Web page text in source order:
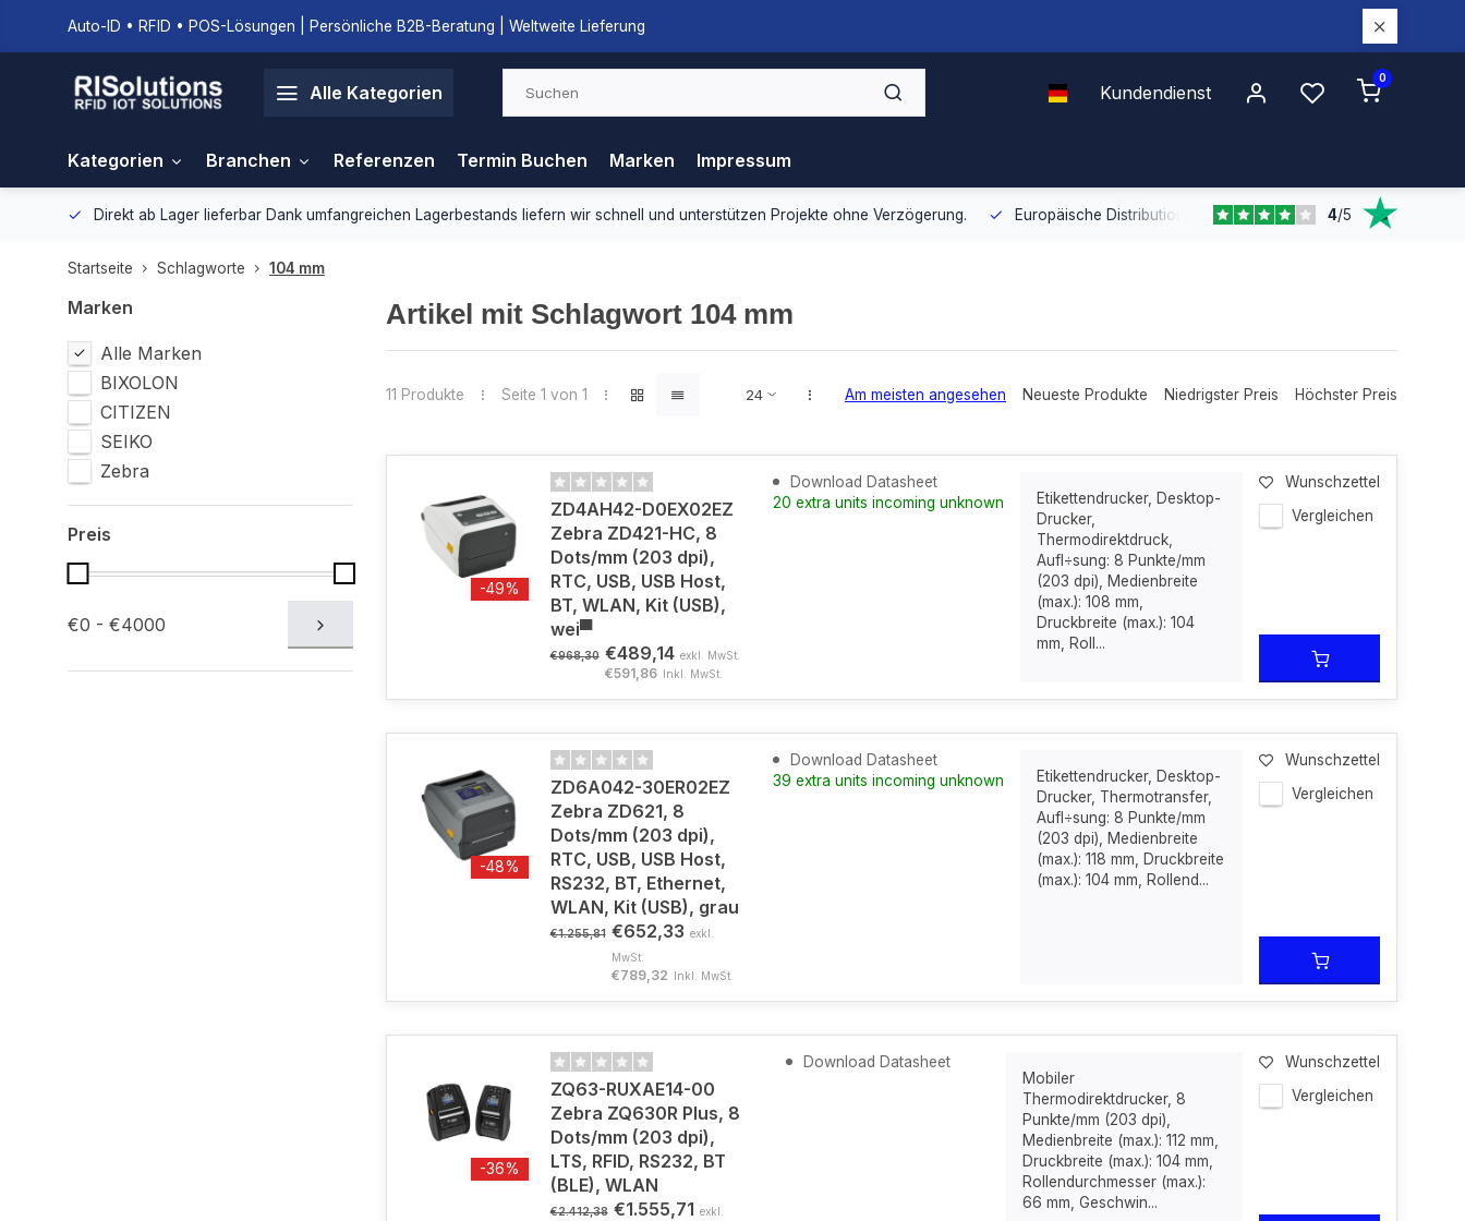
Auto-ID • RFID • POS-Lösungen | Persönliche B2B-Beratung | Weltweite Lieferung
Alle Kategorien Kundendienst
0
Kategorien Branchen Referenzen Termin Buchen Marken Impressum
Direkt ab Lager lieferbar Dank umfangreichen Lagerbestands liefern wir schnell und unterstützen Projekte ohne Verzögerung. Europäische Distribution Mit unserer europaweiten Abdeckung
4/5
Startseite Schlagworte 104 mm
Marken
Alle Marken
BIXOLON
CITIZEN
SEIKO
Zebra
Preis
€0 - €4000
Artikel mit Schlagwort 104 mm
11 Produkte Seite 1 von 1 Am meisten angesehen Neueste Produkte Niedrigster Preis Höchster Preis
-49%
ZD4AH42-D0EX02EZ
Zebra ZD421-HC, 8
Dots/mm (203 dpi),
RTC, USB, USB Host,
BT, WLAN, Kit (USB),
wei▀
€968,30 €489,14 exkl. MwSt.
€591,86 Inkl. MwSt.
Download Datasheet
20 extra units incoming unknown
Etikettendrucker, Desktop-
Drucker,
Thermodirektdruck,
Aufl÷sung: 8 Punkte/mm
(203 dpi), Medienbreite
(max.): 108 mm,
Druckbreite (max.): 104
mm, Roll...
Wunschzettel
Vergleichen
-48%
ZD6A042-30ER02EZ
Zebra ZD621, 8
Dots/mm (203 dpi),
RTC, USB, USB Host,
RS232, BT, Ethernet,
WLAN, Kit (USB), grau
€1.255,81 €652,33 exkl.
MwSt.
€789,32 Inkl. MwSt.
Download Datasheet
39 extra units incoming unknown
Etikettendrucker, Desktop-
Drucker, Thermotransfer,
Aufl÷sung: 8 Punkte/mm
(203 dpi), Medienbreite
(max.): 118 mm, Druckbreite
(max.): 104 mm, Rollend...
Wunschzettel
Vergleichen
-36%
ZQ63-RUXAE14-00
Zebra ZQ630R Plus, 8
Dots/mm (203 dpi),
LTS, RFID, RS232, BT
(BLE), WLAN
€2.412,38 €1.555,71 exkl.
Download Datasheet
Mobiler
Thermodirektdrucker, 8
Punkte/mm (203 dpi),
Medienbreite (max.): 112 mm,
Druckbreite (max.): 104 mm,
Rollendurchmesser (max.):
66 mm, Geschwin...
Wunschzettel
Vergleichen